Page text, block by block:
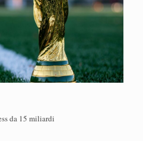
da 15 miliardi